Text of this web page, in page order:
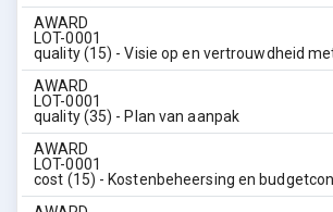
AWARD
LOT-0001
quality (15) - Visie op en vertrouwdheid
AWARD
LOT-0001
quality (35) - Plan van aanpak
AWARD
LOT-0001
cost (15) - Kostenbeheersing en